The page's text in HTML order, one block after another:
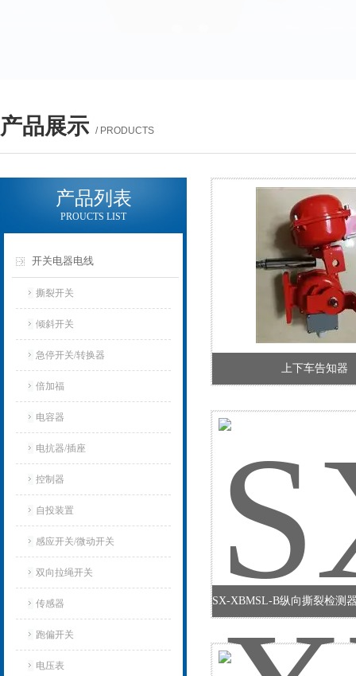
产品展示 / PRODUCTS
产品列表
PROUCTS LIST
开关电器电线
撕裂开关
倾斜开关
急停开关/转换器
倍加福
电容器
电抗器/插座
控制器
自投装置
感应开关/微动开关
双向拉绳开关
传感器
跑偏开关
电压表
上下车告知器